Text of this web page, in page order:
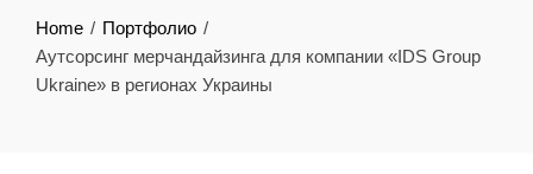
Home
Портфолио
Аутсорсинг мерчандайзинга для компании «IDS Group
Ukraine» в регионах Украины